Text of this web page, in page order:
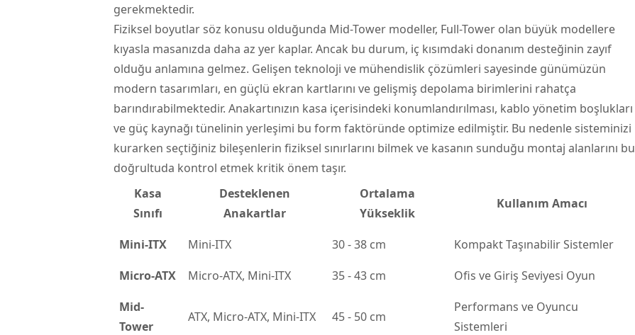
gerekmektedir.
Fiziksel boyutlar söz konusu olduğunda Mid-Tower modeller, Full-Tower olan büyük modellere
kıyasla masanızda daha az yer kaplar. Ancak bu durum, iç kısımdaki donanım desteğinin zayıf
olduğu anlamına gelmez. Gelişen teknoloji ve mühendislik çözümleri sayesinde günümüzün
modern tasarımları, en güçlü ekran kartlarını ve gelişmiş depolama birimlerini rahatça
barındırabilmektedir. Anakartınızın kasa içerisindeki konumlandırılması, kablo yönetim boşlukları
ve güç kaynağı tünelinin yerleşimi bu form faktöründe optimize edilmiştir. Bu nedenle sisteminizi
kurarken seçtiğiniz bileşenlerin fiziksel sınırlarını bilmek ve kasanın sunduğu montaj alanlarını bu
doğrultuda kontrol etmek kritik önem taşır.
Kasa
Sınıfı
Desteklenen
Anakartlar
Ortalama
Yükseklik
Kullanım Amacı
Mini-ITX Mini-ITX 30 - 38 cm
Kompakt Taşınabilir Sistemler
Micro-ATX
Micro-ATX, Mini-ITX 35 - 43 cm
Ofis ve Giriş Seviyesi Oyun
Mid-
Tower
ATX, Micro-ATX, Mini-ITX 45 - 50 cm
Performans ve Oyuncu
Sistemleri